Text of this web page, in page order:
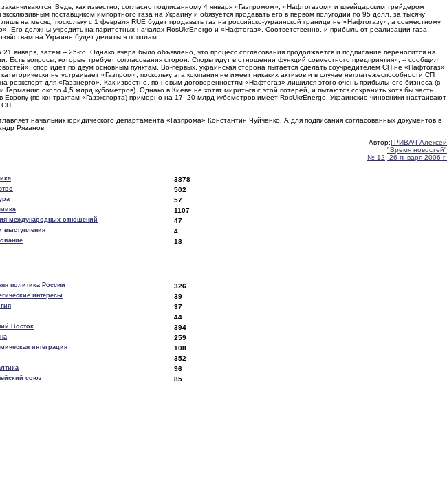
Ведь, как известно, согласно подписанному 4 января «Газпромом», «Нафтогазом» и швейцарским трейдером
поставщиком импортного газа на Украину и обязуется продавать его в первом полугодии по 95 долл. за тысячу
на месяц, поскольку с 1 февраля RUE будет продавать газ на российско-украинской границе не «Нафтогазу», а совместному
Его должны учредить на паритетных началах RosUkrEnergo и «Нафтогаз». Соответственно, и прибыль от реализации газа
на Украине будет делиться пополам.
января, затем -- 25-го. Однако вчера было объявлено, что процесс согласования продолжается и подписание переносится на
Есть вопросы, которые требует согласования сторон. Споры идут в отношении функций совместного предприятия», -- сообщил
спор идет по двум основным пунктам. Во-первых, украинская сторона пытается сделать соучредителем СП не «Нафтогаз»,
не устраивает «Газпром», поскольку эта компания не имеет никаких активов и в случае неплатежеспособности СП
реэкспорт для «Газэнерго». Как известно, по новым договоренностям «Нафтогаз» лишился этого очень прибыльного бизнеса (в
около 4,5 млрд кубометров). Однако в Киеве не хотят мириться с этой потерей, и пытаются сохранить хотя бы часть
Европу (по контрактам «Газэкспорта) примерно на 17--20 млрд кубометров имеет RosUkrEnergo. Украинские чиновники настаивают
СП.
начальник юридического департамента «Газпрома» Константин Чуйченко. А для подписания согласованных документов в
Рязанов.
Автор:ГРИВАЧ Алексей
"Время новостей"
№ 12, 26 января 2006 г.
3878
502
57
1107
международных отношений 47
выступления 4
18
политика России 326
интересы 39
37
44
Восток 394
259
интеграция 108
352
96
союз 85